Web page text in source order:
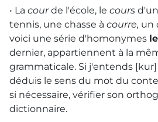
• La courde l'école, le cours
tennis, une chasse à courre, un
voici une série d'homonymes
dernier, appartiennent à la
grammaticale. Si j'entends
déduis le sens du mot du
si nécessaire, vérifier son
dictionnaire.